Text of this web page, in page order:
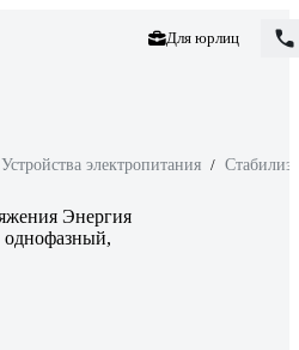
Для юрлиц
Устройства электропитания /